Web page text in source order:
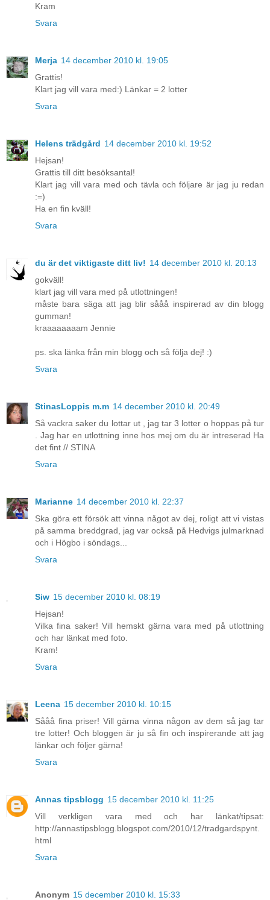
Kram
Svara
Merja 14 december 2010 kl. 19:05
Grattis!
Klart jag vill vara med:) Länkar = 2 lotter
Svara
Helens trädgård 14 december 2010 kl. 19:52
Hejsan!
Grattis till ditt besöksantal!
Klart jag vill vara med och tävla och följare är jag ju redan
:=)
Ha en fin kväll!
Svara
du är det viktigaste ditt liv! 14 december 2010 kl. 20:13
gokväll!
klart jag vill vara med på utlottningen!
måste bara säga att jag blir sååå inspirerad av din blogg
gumman!
kraaaaaaaam Jennie
ps. ska länka från min blogg och så följa dej! :)
Svara
StinasLoppis m.m 14 december 2010 kl. 20:49
Så vackra saker du lottar ut , jag tar 3 lotter o hoppas på tur
. Jag har en utlottning inne hos mej om du är intreserad Ha
det fint // STINA
Svara
Marianne 14 december 2010 kl. 22:37
Ska göra ett försök att vinna något av dej, roligt att vi vistas
på samma breddgrad, jag var också på Hedvigs julmarknad
och i Högbo i söndags...
Svara
Siw 15 december 2010 kl. 08:19
Hejsan!
Vilka fina saker! Vill hemskt gärna vara med på utlottning
och har länkat med foto.
Kram!
Svara
Leena 15 december 2010 kl. 10:15
Sååå fina priser! Vill gärna vinna någon av dem så jag tar
tre lotter! Och bloggen är ju så fin och inspirerande att jag
länkar och följer gärna!
Svara
Annas tipsblogg 15 december 2010 kl. 11:25
Vill verkligen vara med och har länkat/tipsat:
http://annastipsblogg.blogspot.com/2010/12/tradgardspynt.
html
Svara
Anonym 15 december 2010 kl. 15:33